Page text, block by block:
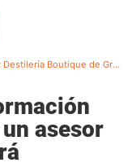
La Quiteria: Destilería Boutique de Grupo Crecento
asesor